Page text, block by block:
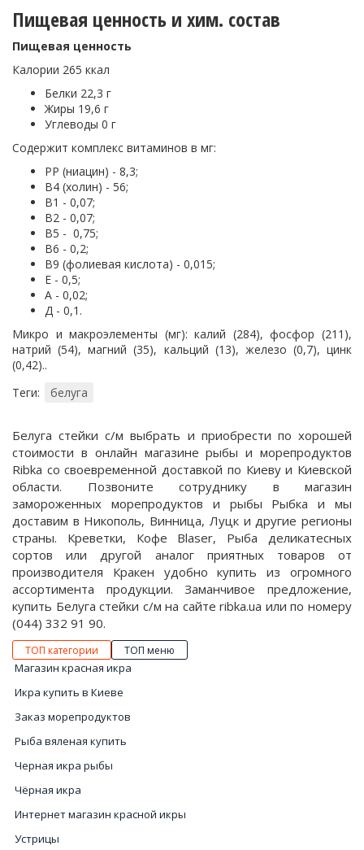
Пищевая ценность и хим. состав
Пищевая ценность
Калории 265 ккал
Белки 22,3 г
Жиры 19,6 г
Углеводы 0 г
Содержит комплекс витаминов в мг:
РР (ниацин) - 8,3;
В4 (холин) - 56;
В1 - 0,07;
В2 - 0,07;
В5 - 0,75;
В6 - 0,2;
В9 (фолиевая кислота) - 0,015;
Е - 0,5;
А - 0,02;
Д - 0,1.
Микро и макроэлементы (мг): калий (284), фосфор (211),
натрий (54), магний (35), кальций (13), железо (0,7), цинк
(0,42)..
Теги:
белуга
Белуга стейки с/м выбрать и приобрести по хорошей
стоимости в онлайн магазине рыбы и морепродуктов
Ribka со своевременной доставкой по Киеву и Киевской
области. Позвоните сотруднику в магазин
замороженных морепродуктов и рыбы Рыбка и мы
доставим в Никополь, Винница, Луцк и другие регионы
страны. Креветки, Кофе Blaser, Рыба деликатесных
сортов или другой аналог приятных товаров от
производителя Кракен удобно купить из огромного
ассортимента продукции. Заманчивое предложение,
купить Белуга стейки с/м на сайте ribka.ua или по номеру
(044) 332 91 90.
ТОП категории ТОП меню
Магазин красная икра
Икра купить в Киеве
Заказ морепродуктов
Рыба вяленая купить
Черная икра рыбы
Чëрная икра
Интернет магазин красной икры
Устрицы